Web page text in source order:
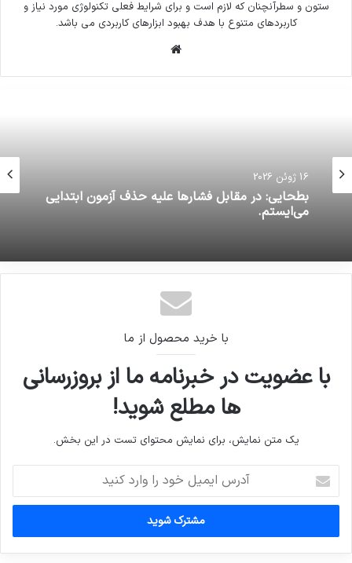
ستون و سطرآنچنان که لازم است و برای شرایط فعلی تکنولوژی مورد نیاز و
کاربردهای متنوع با هدف بهبود ابزارهای کاربردی می باشد.
16 ژوئن 2026
بطحایی: در مقابل فشارها علیه حذف آزمون ابتدایی
می‌ایستم.
با خرید محصول از ما
با عضویت در خبرنامه ما از بروزرسانی
ها مطلع شوید!
یک متن نمایش، برای نمایش محتوای تست در این بخش.
ایمیل
خود
وارد
کنید